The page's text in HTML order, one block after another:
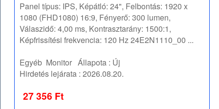
Panel típus: IPS, Képátló: 24", Felbontás: 1920 x
1080 (FHD1080) 16:9, Fényerő: 300 lumen,
Válaszidő: 4,00 ms, Kontrasztarány: 1500:1,
Képfrissítési frekvencia: 120 Hz 24E2N1110_00 ...
Egyéb Monitor Állapota : Új
Hirdetés lejárata :2026.08.20.
27 356 Ft